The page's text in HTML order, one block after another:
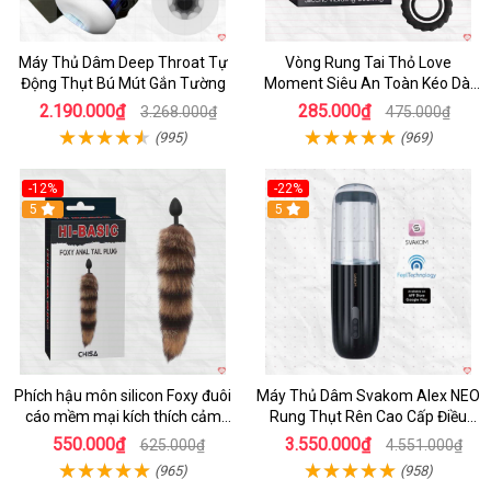
Máy Thủ Dâm Deep Throat Tự
Động Thụt Bú Mút Gắn Tường
2.190.000₫ 3.268.000₫
(995)
Vòng Rung Tai Thỏ Love
Moment Siêu An Toàn Kéo Dài
Thời Gian
285.000₫ 475.000₫
(969)
-12%
Hot
5
Phích hậu môn silicon Foxy đuôi
cáo mềm mại kích thích cảm
giác mới
550.000₫ 625.000₫
(965)
-22%
5
Máy Thủ Dâm Svakom Alex NEO
Rung Thụt Rên Cao Cấp Điều
Khiển App
3.550.000₫ 4.551.000₫
(958)